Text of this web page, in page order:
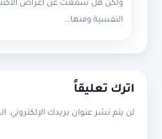
ولكن هل سمعت عن اعراض
النفسية ومنها...
اترك تعليقاً
لن يتم نشر عنوان بريدك الإلكتروني.